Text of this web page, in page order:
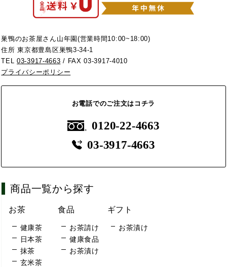
巣鴨のお茶屋さん山年園(営業時間10:00~18:00)
住所 東京都豊島区巣鴨3-34-1
TEL03-3917-4663 / FAX 03-3917-4010
プライバシーポリシー
お電話でのご注文はコチラ
0120-22-4663
03-3917-4663
商品一覧から探す
お茶
健康茶
日本茶
抹茶
玄米茶
食品
お茶請け
健康食品
お茶漬け
ギフト
お茶漬け